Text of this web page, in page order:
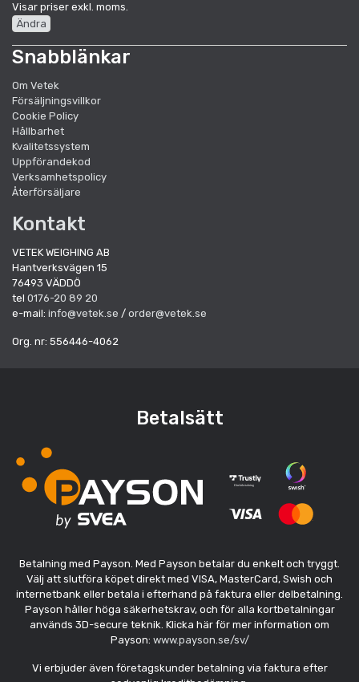
Visar priser exkl. moms.
Ändra
Snabblänkar
Om Vetek
Försäljningsvillkor
Cookie Policy
Hållbarhet
Kvalitetssystem
Uppförandekod
Verksamhetspolicy
Återförsäljare
Kontakt
VETEK WEIGHING AB
Hantverksvägen 15
76493 VÄDDÖ
tel 0176-20 89 20
e-mail: info@vetek.se / order@vetek.se
Org. nr: 556446-4062
Betalsätt
Betalning med Payson. Med Payson betalar du enkelt och tryggt.
Välj att slutföra köpet direkt med VISA, MasterCard, Swish och
internetbank eller betala i efterhand på faktura eller delbetalning.
Payson håller höga säkerhetskrav, och för alla kortbetalningar
används 3D-secure teknik. Klicka här för mer information om
Payson: www.payson.se/sv/
Vi erbjuder även företagskunder betalning via faktura efter